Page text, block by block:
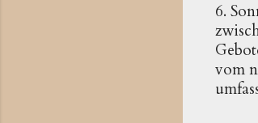
6.
vom